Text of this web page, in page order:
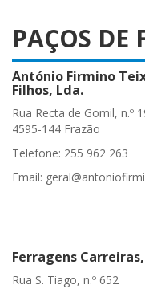
PAÇOS DE
António Firmino
Filhos, Lda.
Rua Recta de Gomil, n.º
4595-144 Frazão
Telefone: 255 962 263
Email:
Ferragens
Rua S. Tiago, n.º 652